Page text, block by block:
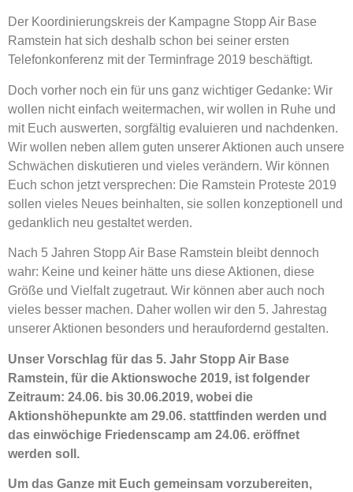
Der Koordinierungskreis der Kampagne Stopp Air Base
Ramstein hat sich deshalb schon bei seiner ersten
Telefonkonferenz mit der Terminfrage 2019 beschäftigt.
Doch vorher noch ein für uns ganz wichtiger Gedanke: Wir
wollen nicht einfach weitermachen, wir wollen in Ruhe und
mit Euch auswerten, sorgfältig evaluieren und nachdenken.
Wir wollen neben allem guten unserer Aktionen auch unsere
Schwächen diskutieren und vieles verändern. Wir können
Euch schon jetzt versprechen: Die Ramstein Proteste 2019
sollen vieles Neues beinhalten, sie sollen konzeptionell und
gedanklich neu gestaltet werden.
Nach 5 Jahren Stopp Air Base Ramstein bleibt dennoch
wahr: Keine und keiner hätte uns diese Aktionen, diese
Größe und Vielfalt zugetraut. Wir können aber auch noch
vieles besser machen. Daher wollen wir den 5. Jahrestag
unserer Aktionen besonders und heraufordernd gestalten.
Unser Vorschlag für das 5. Jahr Stopp Air Base
Ramstein, für die Aktionswoche 2019, ist folgender
Zeitraum: 24.06. bis 30.06.2019, wobei die
Aktionshöhepunkte am 29.06. stattfinden werden und
das einwöchige Friedenscamp am 24.06. eröffnet
werden soll.
Um das Ganze mit Euch gemeinsam vorzubereiten,